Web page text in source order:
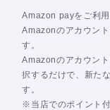
Amazon payをご利
Amazonのアカウン
す。
Amazonのアカウン
択するだけで、新た
す。
※当店でのポイント